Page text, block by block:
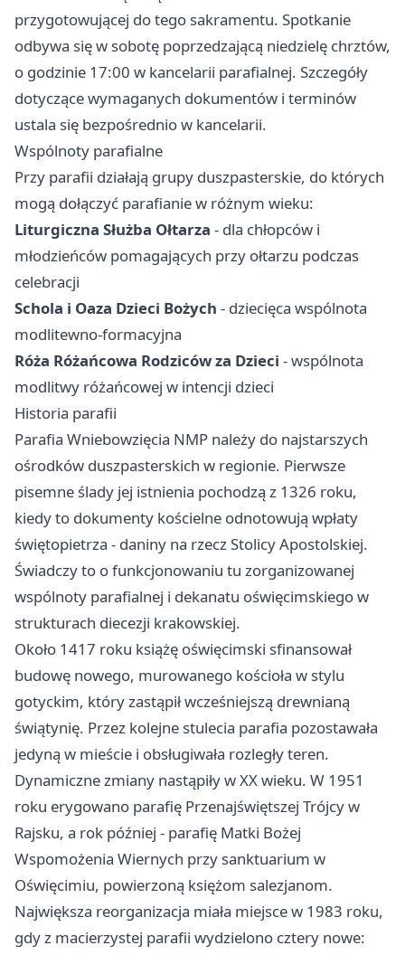
przygotowującej do tego sakramentu. Spotkanie
odbywa się w sobotę poprzedzającą niedzielę chrztów,
o godzinie 17:00 w kancelarii parafialnej. Szczegóły
dotyczące wymaganych dokumentów i terminów
ustala się bezpośrednio w kancelarii.
Wspólnoty parafialne
Przy parafii działają grupy duszpasterskie, do których
mogą dołączyć parafianie w różnym wieku:
Liturgiczna Służba Ołtarza - dla chłopców i
młodzieńców pomagających przy ołtarzu podczas
celebracji
Schola i Oaza Dzieci Bożych - dziecięca wspólnota
modlitewno-formacyjna
Róża Różańcowa Rodziców za Dzieci - wspólnota
modlitwy różańcowej w intencji dzieci
Historia parafii
Parafia Wniebowzięcia NMP należy do najstarszych
ośrodków duszpasterskich w regionie. Pierwsze
pisemne ślady jej istnienia pochodzą z 1326 roku,
kiedy to dokumenty kościelne odnotowują wpłaty
świętopietrza - daniny na rzecz Stolicy Apostolskiej.
Świadczy to o funkcjonowaniu tu zorganizowanej
wspólnoty parafialnej i dekanatu oświęcimskiego w
strukturach diecezji krakowskiej.
Około 1417 roku książę oświęcimski sfinansował
budowę nowego, murowanego kościoła w stylu
gotyckim, który zastąpił wcześniejszą drewnianą
świątynię. Przez kolejne stulecia parafia pozostawała
jedyną w mieście i obsługiwała rozległy teren.
Dynamiczne zmiany nastąpiły w XX wieku. W 1951
roku erygowano parafię Przenajświętszej Trójcy w
Rajsku, a rok później - parafię Matki Bożej
Wspomożenia Wiernych przy sanktuarium w
Oświęcimiu, powierzoną księżom salezjanom.
Największa reorganizacja miała miejsce w 1983 roku,
gdy z macierzystej parafii wydzielono cztery nowe: